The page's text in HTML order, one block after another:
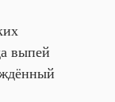
выпей